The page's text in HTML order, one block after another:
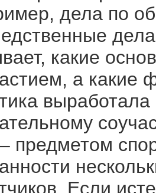
дела по
какие
а какие
выработала
предметом
Если